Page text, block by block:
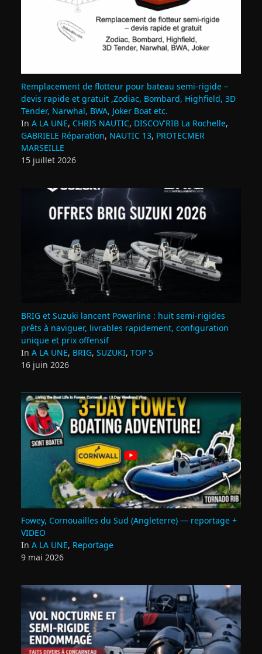
Remplacement de flotteur pour bateau semi‑rigide –
devis rapide et gratuit ,Zodiac, Bombard, Highfield, 3D
Tender, Narwhal, BWA, Joker Boat etc.
In A LA UNE, CHRIS NAUTIC, DISCOV'RIB La Rochelle,
GABRIELE Réparation, NAUTIC 13, PROTECMER
MARSEILLE
15 juillet 2026
BRIG et Suzuki lancent Powerline : huit semi‑rigides
prêts à naviguer, livrables rapidement, configuration
unique et prix offensif
In A LA UNE, BRIG, SUZUKI, TOP 5
16 juin 2026
Fowey, Cornouailles du Sud (Angleterre) — reportage +
VIDEO
In A LA UNE, Reportage
9 mai 2026